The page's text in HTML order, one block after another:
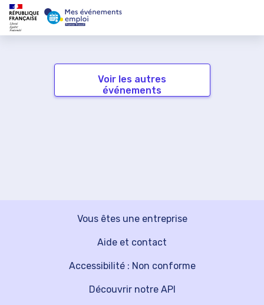
Voir les autres
événements
Vous êtes une entreprise
Découvrir notre API
Aide et contact
Accessibilité : Non conforme